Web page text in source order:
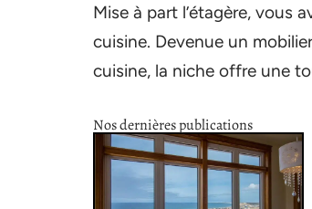
Mise à part l’étagère, vous
cuisine. Devenue un
cuisine, la niche offre une
Nos dernières publications